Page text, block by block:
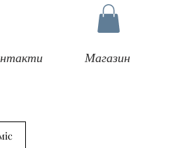
Магазин